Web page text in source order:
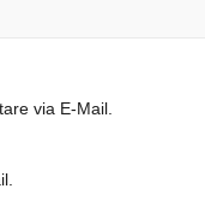
via E-Mail.